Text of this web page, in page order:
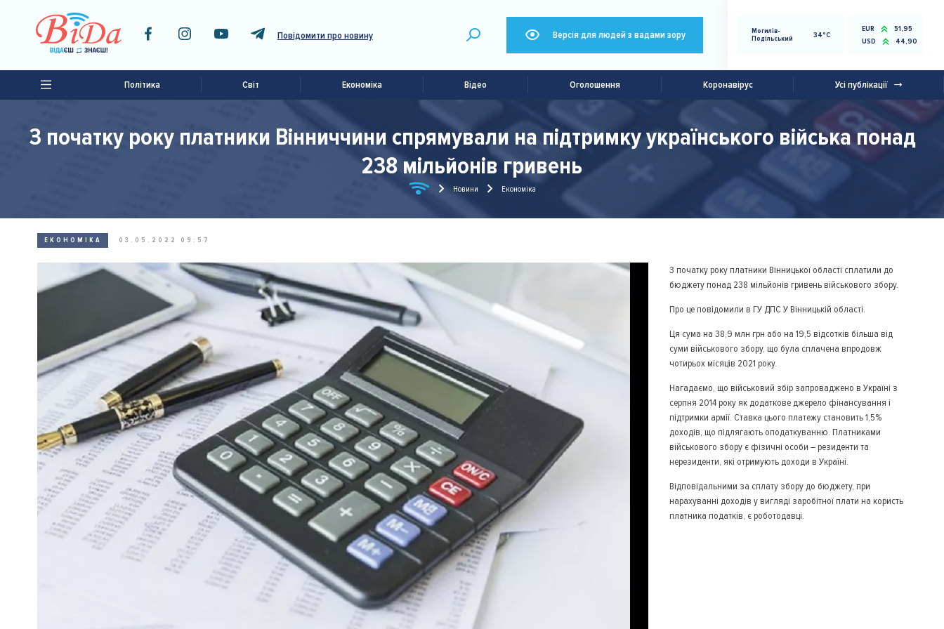
Повідомити про новину Версія для людей з вадами зору
Могилів-
Подільський
34°C
EUR
51,95
USD
44,90
Політика Світ Економіка Відео Оголошення Коронавірус Усі публікації
З початку року платники Вінниччини спрямували на підтримку українського війська понад
238 мільйонів гривень
Новини Економіка
ЕКОНОМІКА 03.05.2022 09:57
З початку року платники Вінницької області сплатили до
бюджету понад 238 мільйонів гривень військового збору.
Про це повідомили в ГУ ДПС У Вінницькій області.
Ця сума на 38,9 млн грн або на 19,5 відсотків більша від
суми військового збору, що була сплачена впродовж
чотирьох місяців 2021 року.
Нагадаємо, що військовий збір запроваджено в Україні з
серпня 2014 року як додаткове джерело фінансування і
підтримки армії. Ставка цього платежу становить 1,5%
доходів, що підлягають оподаткуванню. Платниками
військового збору є фізичні особи – резиденти та
нерезиденти, які отримують доходи в Україні.
Відповідальними за сплату збору до бюджету, при
нарахуванні доходів у вигляді заробітної плати на користь
платника податків, є роботодавці.